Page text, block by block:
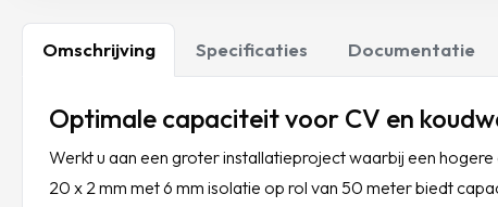
Omschrijving Specificaties Documentatie
Optimale capaciteit voor CV en
Werkt u aan een groter installatieproject waarbij een
20 x 2 mm met 6 mm isolatie op rol van 50 meter biedt